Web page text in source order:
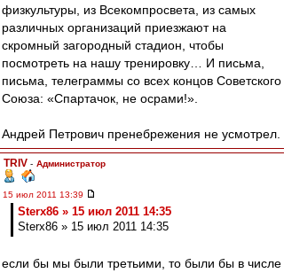
физкультуры, из Всекомпросвета, из самых
различных организаций приезжают на
скромный загородный стадион, чтобы
посмотреть на нашу тренировку… И письма,
письма, телеграммы со всех концов Советского
Союза: «Спартачок, не осрами!».
Андрей Петрович пренебрежения не усмотрел.
TRIV - Администратор
15 июл 2011 13:39
Sterx86 » 15 июл 2011 14:35
Sterx86 » 15 июл 2011 14:35
если бы мы были третьими, то были бы в числе